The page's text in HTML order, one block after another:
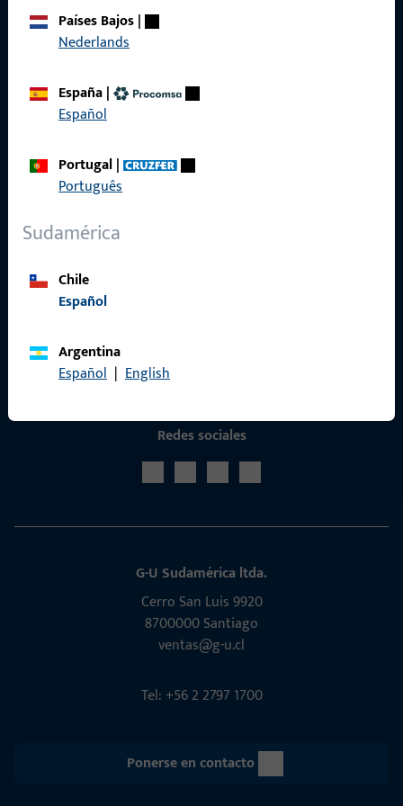
Países Bajos|
Nederlands
España|
Español
Portugal|
Português
Sudamérica
Chile
Español
Argentina
Español | English
Sobre nosotros
Referencias
Redes sociales
G-U Sudamérica ltda.
Cerro San Luis 9920
8700000 Santiago
ventas@g-u.cl
Tel: +56 2 2797 1700
Ponerse en contacto